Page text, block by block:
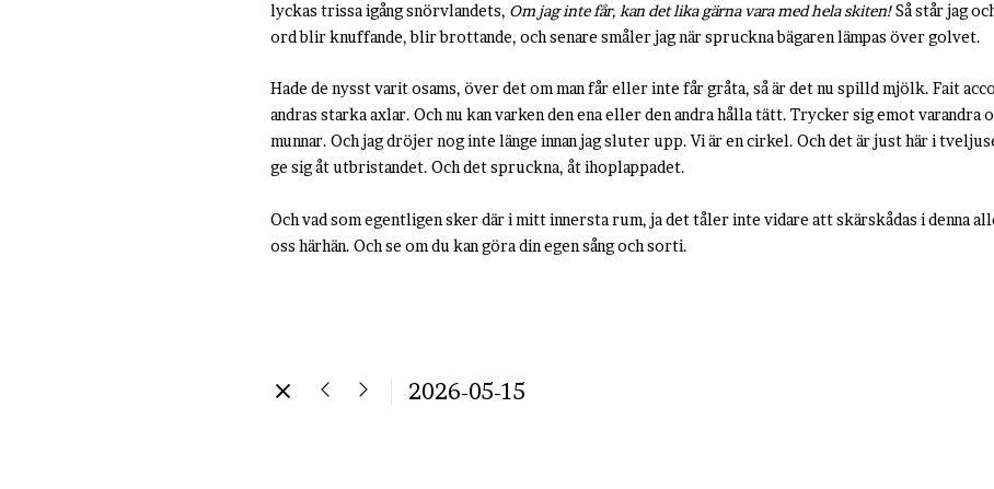
lyckas trissa igång snörvlandets, Om jag inte får, kan det lika gärna vara med hela skiten!Så står jag
ord blir knuffande, blir brottande, och senare småler jag när spruckna bägaren lämpas över golvet.
Hade de nysst varit osams, över det om man får eller inte får gråta, så är det nu spilld mjölk. Fait
andras starka axlar. Och nu kan varken den ena eller den andra hålla tätt. Trycker sig emot
munnar. Och jag dröjer nog inte länge innan jag sluter upp. Vi är en cirkel. Och det är just här i
ge sig åt utbristandet. Och det spruckna, åt ihoplappadet.
Och vad som egentligen sker där i mitt innersta rum, ja det tåler inte vidare att skärskådas i denna
oss härhän. Och se om du kan göra din egen sång och sorti.
2026-05-15